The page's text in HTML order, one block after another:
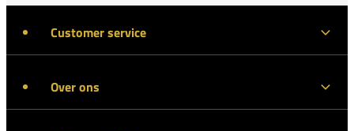
Customer service
Over ons